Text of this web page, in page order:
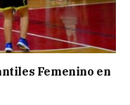
Femenino en